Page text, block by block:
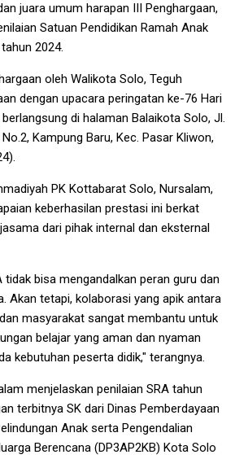
juara umum harapan III Penghargaan,
Satuan Pendidikan Ramah Anak
2024.
oleh Walikota Solo, Teguh
dengan upacara peringatan ke-76 Hari
di halaman Balaikota Solo, Jl.
Kampung Baru, Kec. Pasar Kliwon,
PK Kottabarat Solo, Nursalam,
keberhasilan prestasi ini berkat
dari pihak internal dan eksternal
tidak bisa mengandalkan peran guru dan
Akan tetapi, kolaborasi yang apik antara
masyarakat sangat membantu untuk
belajar yang aman dan nyaman
kebutuhan peserta didik," terangnya.
menjelaskan penilaian SRA tahun
terbitnya SK dari Dinas Pemberdayaan
Anak serta Pengendalian
Berencana (DP3AP2KB) Kota Solo